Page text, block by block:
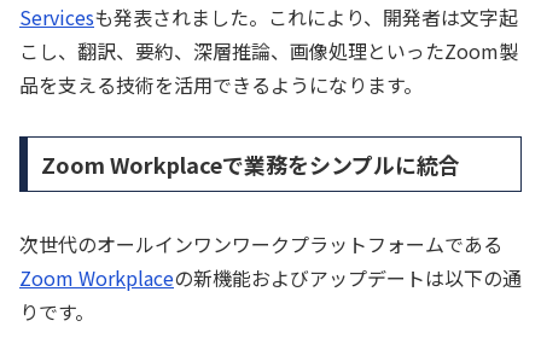
Servicesも発表されました。これにより、開発者は文字起
こし、翻訳、要約、深層推論、画像処理といったZoom製
品を支える技術を活用できるようになります。
Zoom Workplaceで業務をシンプルに統合
次世代のオールインワンワークプラットフォームである
Zoom Workplaceの新機能およびアップデートは以下の通
りです。